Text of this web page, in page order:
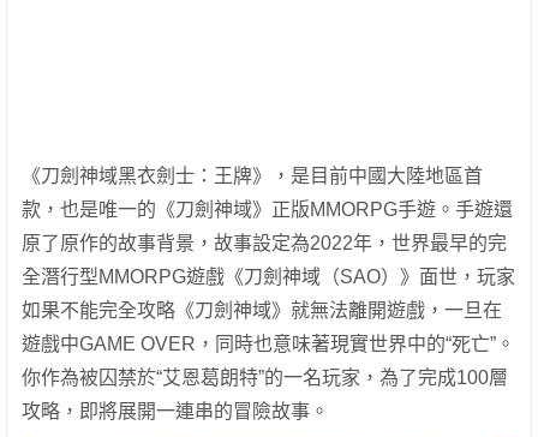
《刀劍神域黑衣劍士：王牌》，是目前中國大陸地區首
款，也是唯一的《刀劍神域》正版MMORPG手遊。手遊還
原了原作的故事背景，故事設定為2022年，世界最早的完
全潛行型MMORPG遊戲《刀劍神域（SAO）》面世，玩家
如果不能完全攻略《刀劍神域》就無法離開遊戲，一旦在
遊戲中GAME OVER，同時也意味著現實世界中的“死亡”。
你作為被囚禁於“艾恩葛朗特”的一名玩家，為了完成100層
攻略，即將展開一連串的冒險故事。